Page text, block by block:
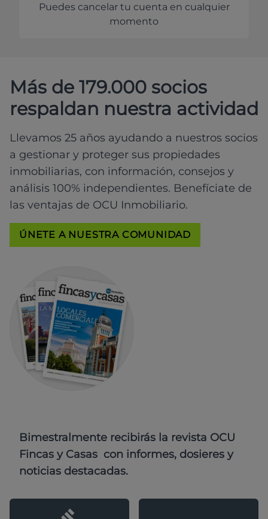
Puedes cancelar tu cuenta en cualquier
momento
Más de 179.000 socios
respaldan nuestra actividad
Llevamos 25 años ayudando a nuestros socios
a gestionar y proteger sus propiedades
inmobiliarias, con información, consejos y
análisis 100% independientes. Benefíciate de
las ventajas de OCU Inmobiliario.
ÚNETE A NUESTRA COMUNIDAD
Bimestralmente recibirás la revista OCU
Fincas y Casas con informes, dosieres y
noticias destacadas.